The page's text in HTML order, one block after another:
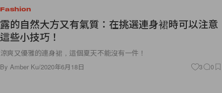
Fashion
露的自然大方又有氣質：在挑選連身裙時可以注意
這些小技巧！
涼爽又優雅的連身裙，這個夏天不能沒有一件！
By Amber Ku/2020年6月18日 3 0